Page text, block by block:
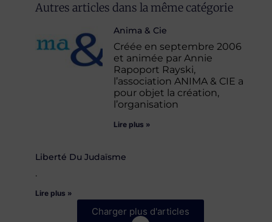
Autres articles dans la même catégorie
Anima & Cie
Créée en septembre 2006
et animée par Annie
Rapoport Rayski,
l’association ANIMA & CIE a
pour objet la création,
l’organisation
Lire plus »
Liberté Du Judaïsme
.
Lire plus »
Charger plus d'articles